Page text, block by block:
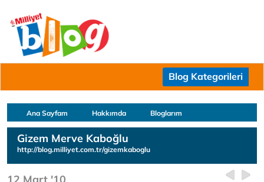
Blog Kategorileri
Ana Sayfam Hakkımda Bloglarım
Gizem Merve Kaboğlu
http://blog.milliyet.com.tr/gizemkaboglu